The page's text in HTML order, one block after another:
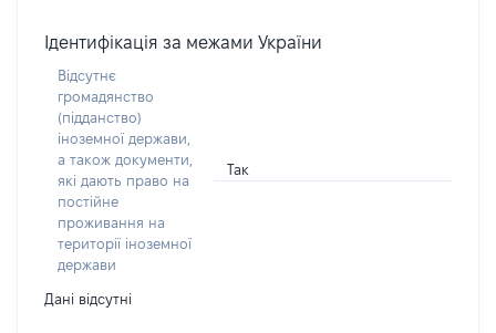
Ідентифікація за межами України
Відсутнє
громадянство
(підданство)
іноземної держави,
а також документи,
які дають право на
постійне
проживання на
території іноземної
держави
Так
Дані відсутні